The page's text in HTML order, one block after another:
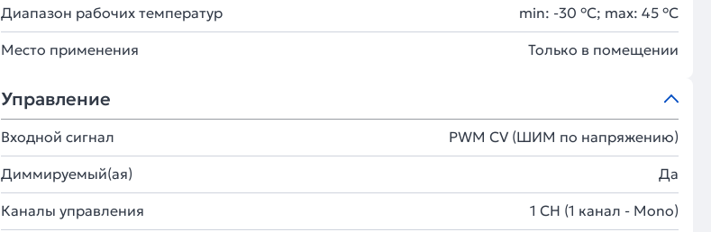
Диапазон рабочих температур min: -30 °C; max: 45 °C
Место применения Только в помещении
Управление
Входной сигнал PWM СV (ШИМ по напряжению)
Диммируемый(ая) Да
Каналы управления 1 CH (1 канал - Mono)